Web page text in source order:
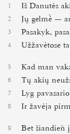
1 Iš Danutės
2 Jų gelm —
3 Pasakyk,
4 Užžavėtose
5 Kad man
6 Tų akių
7 Lyg
8 Ir žavėja
9 Bet šiandieǹ